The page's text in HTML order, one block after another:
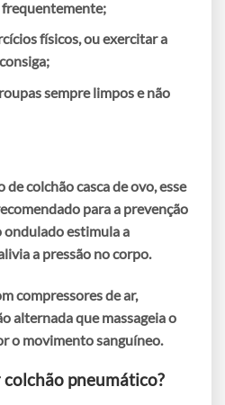
físicos, ou exercitar a
sempre limpose não
decolchão casca de ovo, esse
para a prevenção
onduladoestimula a
a pressão no corpo.
compressores de ar,
alternada que massageia o
o movimento sanguíneo.
pneumático?